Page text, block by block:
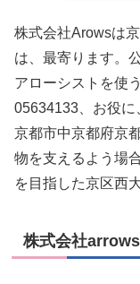
株式会社Arowsは
は、最寄ります。
アローシストを使
05634133、お役に
京都市中京都府京
物を支えるよう場
を目指した京区西
株式会社